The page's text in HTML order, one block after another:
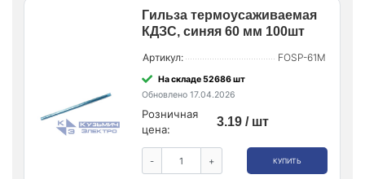
Гильза термоусаживаемая
КДЗС, синяя 60 мм 100шт
Артикул: FOSP-61M
На складе 52686 шт
Обновлено 17.04.2026
Розничная
цена:
3.19 / шт
- + КУПИТЬ